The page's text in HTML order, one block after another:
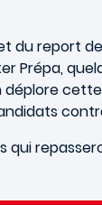
report
Prépa,